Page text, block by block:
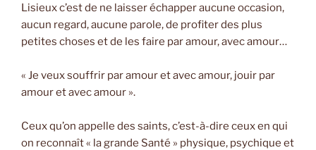
Lisieux c’est de ne laisser échapper aucune occasion,
aucun regard, aucune parole, de profiter des plus
petites choses et de les faire par amour, avec amour…
« Je veux souffrir par amour et avec amour, jouir par
amour et avec amour ».
Ceux qu’on appelle des saints, c’est-à-dire ceux en qui
on reconnaît « la grande Santé » physique, psychique et